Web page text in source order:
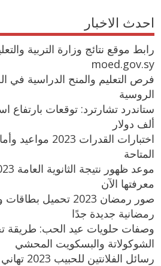
احدث الاخبار
رابط موقع نتائج وزارة التربية
moed.gov.sy
فرص التعليم والمنح الدراسية في
الروسية
ألف دولار
اختبارات القدرات
المتاحة
معرفتها الآن
صور رمضان 2023
رمضانية جديدة جدًا
وصفات حلويات عيد الحب: طريقة
الشوكولاتة والبسكويت المحشي
رسائل الفلانتين للحبيب 2023 تهاني عيد حب سعيد للعشاق